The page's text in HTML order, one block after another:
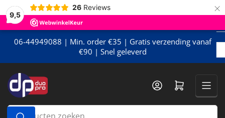
9,5
26 Reviews ×
Meteen
naar
de
content06-44949088 | Min. order €35 | Gratis verzending vanaf
€90 | Snel geleverd
Producten
Mini-winkelwagen openen